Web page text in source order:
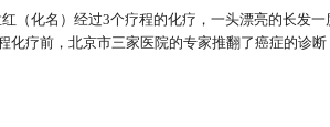
（化名）经过3个疗程的化疗，一头漂亮的长发一
化疗前，北京市三家医院的专家推翻了癌症的诊断